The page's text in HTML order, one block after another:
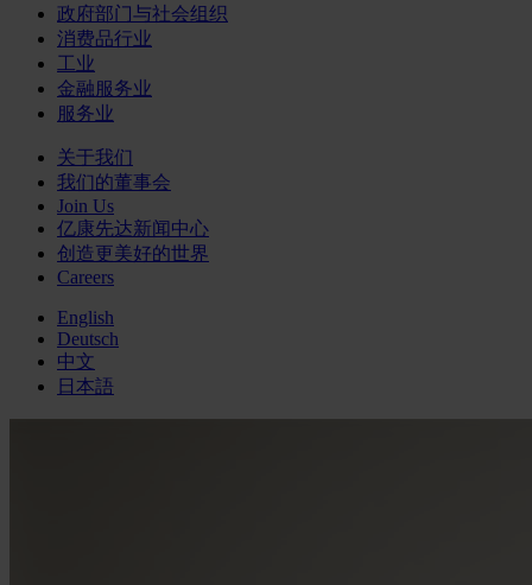
政府部门与社会组织
消费品行业
工业
金融服务业
服务业
关于我们
我们的董事会
Join Us
亿康先达新闻中心
创造更美好的世界
Careers
English
Deutsch
中文
日本語